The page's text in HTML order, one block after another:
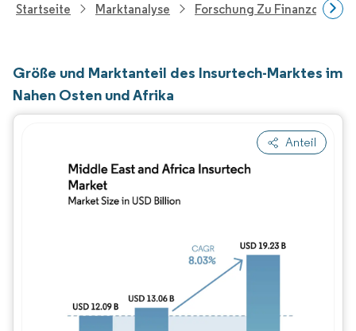
Startseite Marktanalyse Forschung Zu
Größe und Marktanteil des Insurtech-Marktes im
Nahen Osten und Afrika
Anteil